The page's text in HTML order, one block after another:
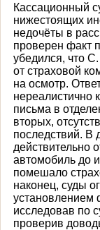
Кассационный
нижестоящих
недочёты в
проверен факт
убедился, что
от страховой
на осмотр.
нереалистично
письма в
вторых,
последствий. В
действительно
автомобиль до
помешало
наконец, суды
установлением
исследовав по
проверив